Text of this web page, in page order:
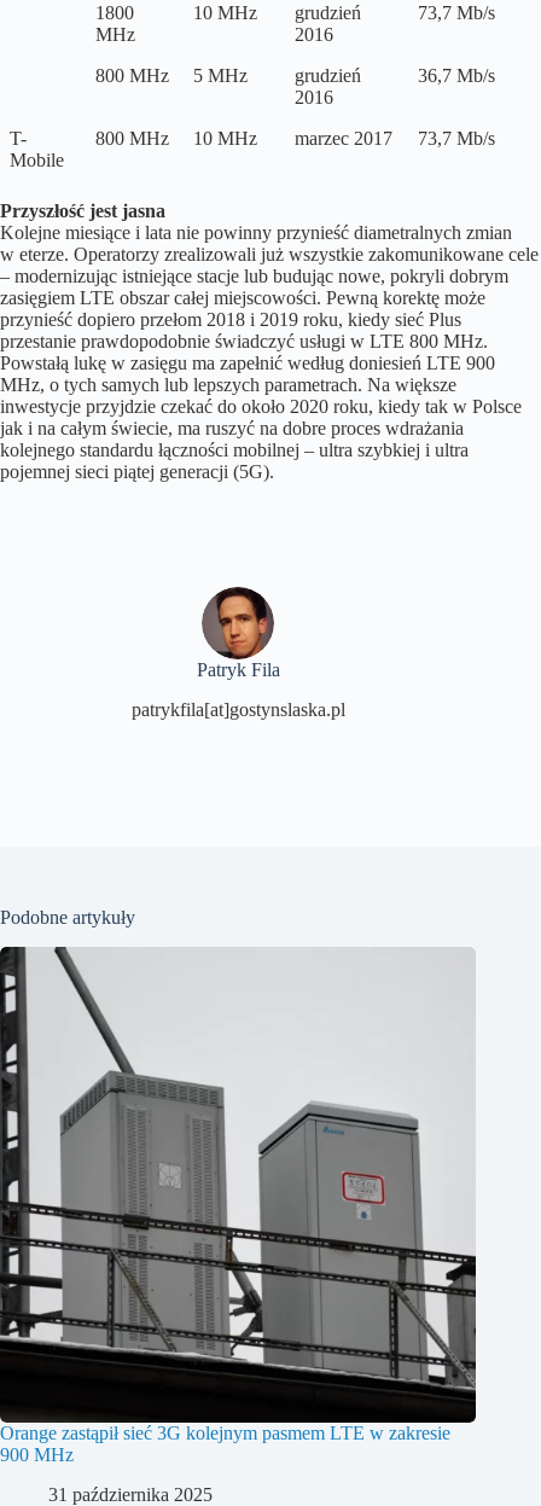
1800
MHz
10 MHz
grudzień
2016
73,7 Mb/s
800 MHz 5 MHz
grudzień
2016
36,7 Mb/s
T-
Mobile
800 MHz 10 MHz marzec 2017 73,7 Mb/s
Przyszłość jest jasna
Kolejne miesiące i lata nie powinny przynieść diametralnych zmian
w eterze. Operatorzy zrealizowali już wszystkie zakomunikowane cele
– modernizując istniejące stacje lub budując nowe, pokryli dobrym
zasięgiem LTE obszar całej miejscowości. Pewną korektę może
przynieść dopiero przełom 2018 i 2019 roku, kiedy sieć Plus
przestanie prawdopodobnie świadczyć usługi w LTE 800 MHz.
Powstałą lukę w zasięgu ma zapełnić według doniesień LTE 900
MHz, o tych samych lub lepszych parametrach. Na większe
inwestycje przyjdzie czekać do około 2020 roku, kiedy tak w Polsce
jak i na całym świecie, ma ruszyć na dobre proces wdrażania
kolejnego standardu łączności mobilnej – ultra szybkiej i ultra
pojemnej sieci piątej generacji (5G).
Patryk Fila
patrykfila[at]gostynslaska.pl
Podobne artykuły
Orange zastąpił sieć 3G kolejnym pasmem LTE w zakresie
900 MHz
31 października 2025